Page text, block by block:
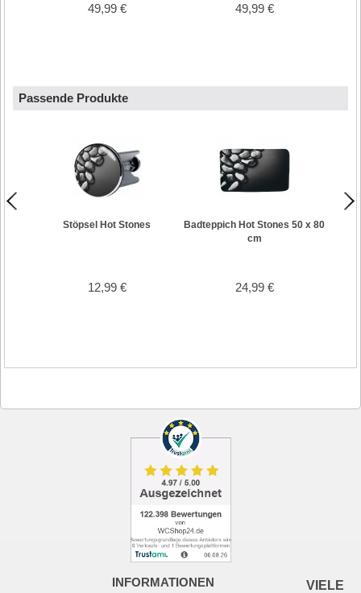
49,99 € 49,99 €
Passende Produkte
Stöpsel Hot Stones
12,99 €
Badteppich Hot Stones 50 x 80
cm
24,99 €
VIELE
INFORMATIONEN